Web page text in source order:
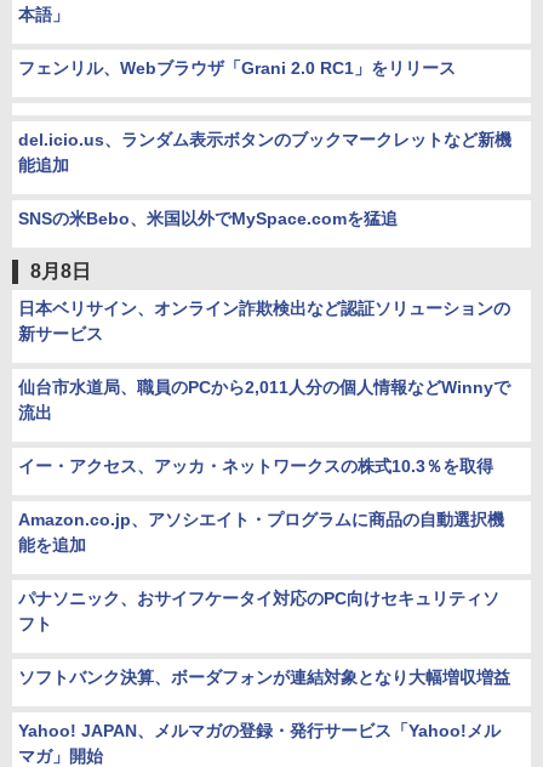
本語」
フェンリル、Webブラウザ「Grani 2.0 RC1」をリリース
del.icio.us、ランダム表示ボタンのブックマークレットなど新機
能追加
SNSの米Bebo、米国以外でMySpace.comを猛追
8月8日
日本ベリサイン、オンライン詐欺検出など認証ソリューションの
新サービス
仙台市水道局、職員のPCから2,011人分の個人情報などWinnyで
流出
イー・アクセス、アッカ・ネットワークスの株式10.3％を取得
Amazon.co.jp、アソシエイト・プログラムに商品の自動選択機
能を追加
パナソニック、おサイフケータイ対応のPC向けセキュリティソ
フト
ソフトバンク決算、ボーダフォンが連結対象となり大幅増収増益
Yahoo! JAPAN、メルマガの登録・発行サービス「Yahoo!メル
マガ」開始